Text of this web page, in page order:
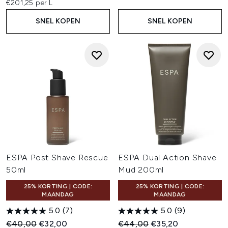
effectieve resultaten voor elke huidtype.
ervaar zelf hoe eenvoudig het is om een zijdezachte,
gladde huid te bereiken!
€201,25 per L
SNEL KOPEN SNEL KOPEN
ESPA Post Shave Rescue
50ml
25% KORTING | CODE:
MAANDAG
5.0 (7)
Recommended Retail Price:
€40,00Huidige prijs:
€32,00
ESPA Dual Action Shave
Mud 200ml
25% KORTING | CODE:
MAANDAG
5.0 (9)
Recommended Retail Price:
€44,00Huidige prijs:
€35,20